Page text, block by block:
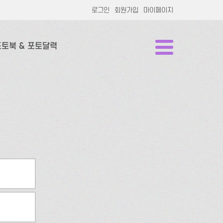
로그인 회원가입 마이페이지
북 & 포토달력